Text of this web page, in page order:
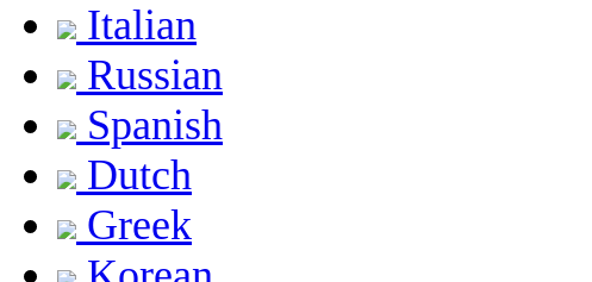
Italian
Russian
Spanish
Dutch
Greek